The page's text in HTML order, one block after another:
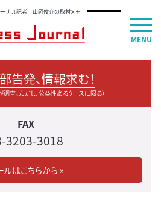
ーナル記者 山岡俊介の取材メモ
告発、情報求む！
査。ただし、公益性あるケースに限る）
FAX
3203-3018
ルはこちらから »
MENU